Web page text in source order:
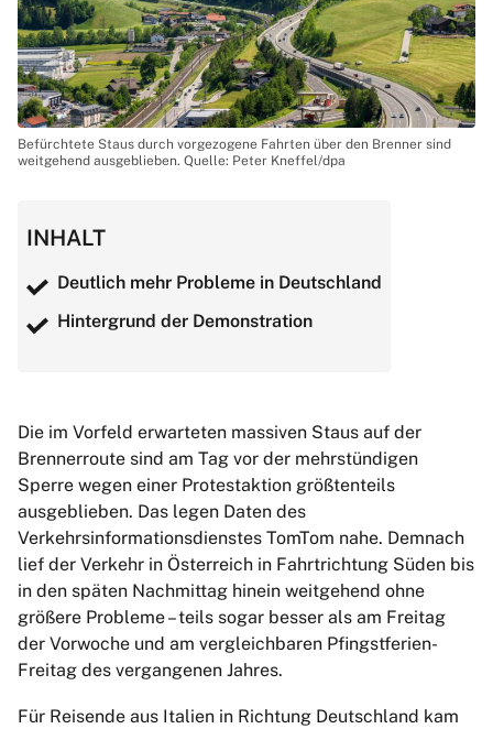
Befürchtete Staus durch vorgezogene Fahrten über den Brenner sind
weitgehend ausgeblieben. Quelle: Peter Kneffel/dpa
INHALT
Deutlich mehr Probleme in Deutschland
Hintergrund der Demonstration
Die im Vorfeld erwarteten massiven Staus auf der
Brennerroute sind am Tag vor der mehrstündigen
Sperre wegen einer Protestaktion größtenteils
ausgeblieben. Das legen Daten des
Verkehrsinformationsdienstes TomTom nahe. Demnach
lief der Verkehr in Österreich in Fahrtrichtung Süden bis
in den späten Nachmittag hinein weitgehend ohne
größere Probleme – teils sogar besser als am Freitag
der Vorwoche und am vergleichbaren Pfingstferien-
Freitag des vergangenen Jahres.
Für Reisende aus Italien in Richtung Deutschland kam